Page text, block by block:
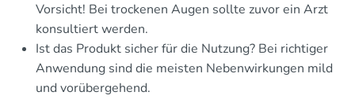
Vorsicht! Bei trockenen Augen sollte zuvor ein Arzt
konsultiert werden.
Ist das Produkt sicher für die Nutzung? Bei richtiger
Anwendung sind die meisten Nebenwirkungen mild
und vorübergehend.